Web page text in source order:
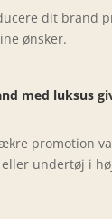
dit brand
ønsker.
med luksus
promotion
undertøj i